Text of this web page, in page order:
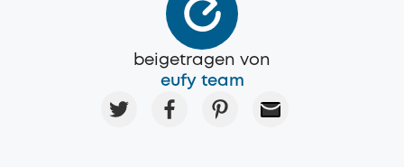
beigetragen von
eufy team